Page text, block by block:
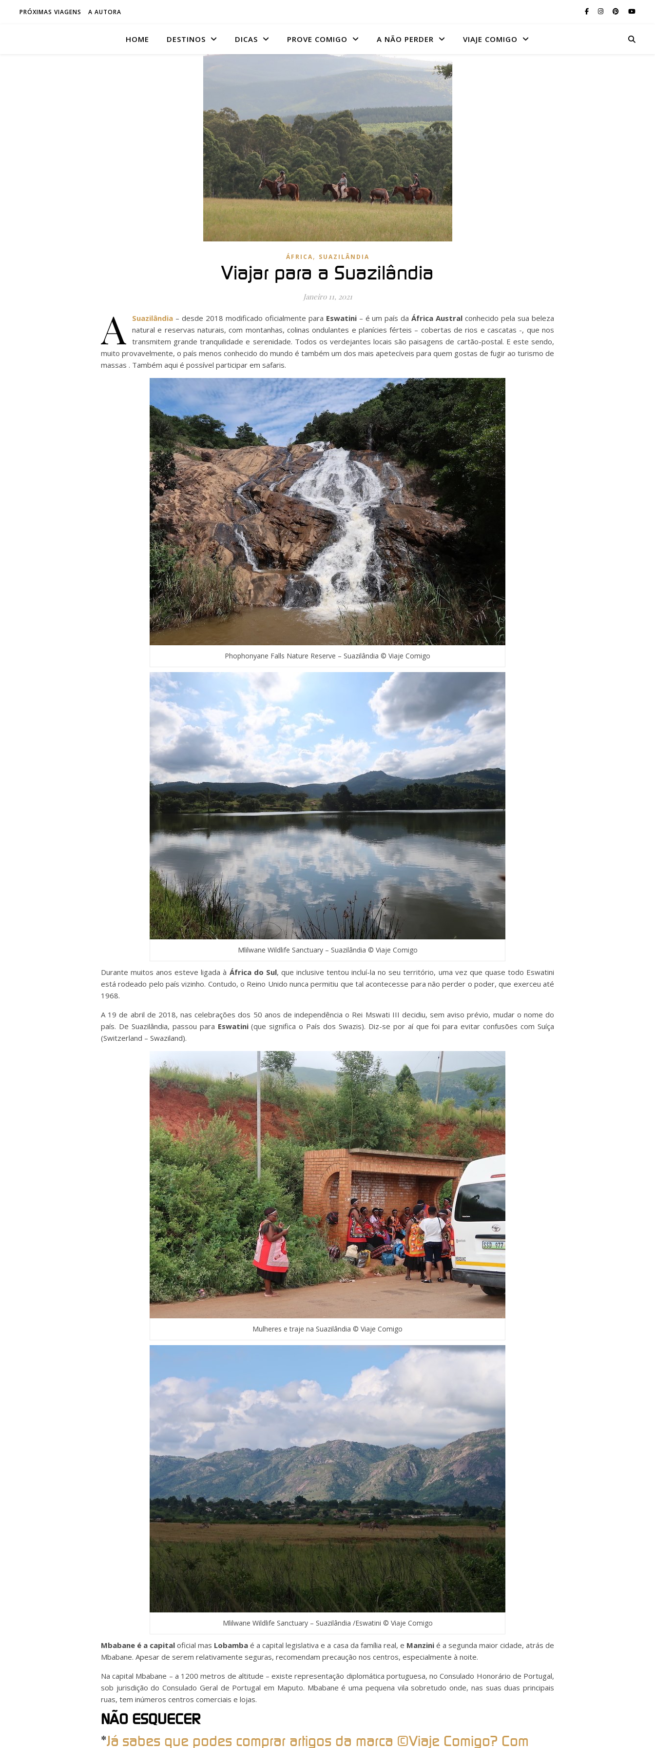
PRÓXIMAS VIAGENS A AUTORA
HOME DESTINOS DICAS PROVE COMIGO A NÃO PERDER VIAJE COMIGO
ÁFRICA, SUAZILÂNDIA
Viajar para a Suazilândia
Janeiro 11, 2021
A Suazilândia – desde 2018 modificado oficialmente para Eswatini– é um país daÁfrica Austral conhecido pela sua beleza
natural e reservas naturais, com montanhas, colinas ondulantes e planícies férteis – cobertas de rios e cascatas -, que nos
transmitem grande tranquilidade e serenidade. Todos os verdejantes locais são paisagens de cartão-postal. E este sendo,
muito provavelmente, o país menos conhecido do mundo é também um dos mais apetecíveis para quem gostas de fugir ao turismo de
massas . Também aqui é possível participar em safaris.
Phophonyane Falls Nature Reserve – Suazilândia © Viaje Comigo
Mlilwane Wildlife Sanctuary – Suazilândia © Viaje Comigo
Durante muitos anos esteve ligada à África do Sul, que inclusive tentou incluí-la no seu território, uma vez que quase todo Eswatini
está rodeado pelo país vizinho. Contudo, o Reino Unido nunca permitiu que tal acontecesse para não perder o poder, que exerceu até
1968.
A 19 de abril de 2018, nas celebrações dos 50 anos de independência o Rei Mswati III decidiu, sem aviso prévio, mudar o nome do
país. De Suazilândia, passou para Eswatini(que significa o País dos Swazis). Diz-se por aí que foi para evitar confusões com Suíça
(Switzerland – Swaziland).
Mulheres e traje na Suazilândia © Viaje Comigo
Mlilwane Wildlife Sanctuary – Suazilândia /Eswatini © Viaje Comigo
Mbabane é a capital oficial mas Lobamba é a capital legislativa e a casa da família real, e Manzinié a segunda maior cidade, atrás de
Mbabane. Apesar de serem relativamente seguras, recomendam precaução nos centros, especialmente à noite.
Na capital Mbabane – a 1200 metros de altitude – existe representação diplomática portuguesa, no Consulado Honorário de Portugal,
sob jurisdição do Consulado Geral de Portugal em Maputo. Mbabane é uma pequena vila sobretudo onde, nas suas duas principais
ruas, tem inúmeros centros comerciais e lojas.
NÃO ESQUECER
*Já sabes que podes comprar artigos da marca ©Viaje Comigo? Com